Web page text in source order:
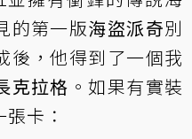
的第一版海盜派奇別
後，他得到了一個我
克拉格 。如果有實裝
卡：